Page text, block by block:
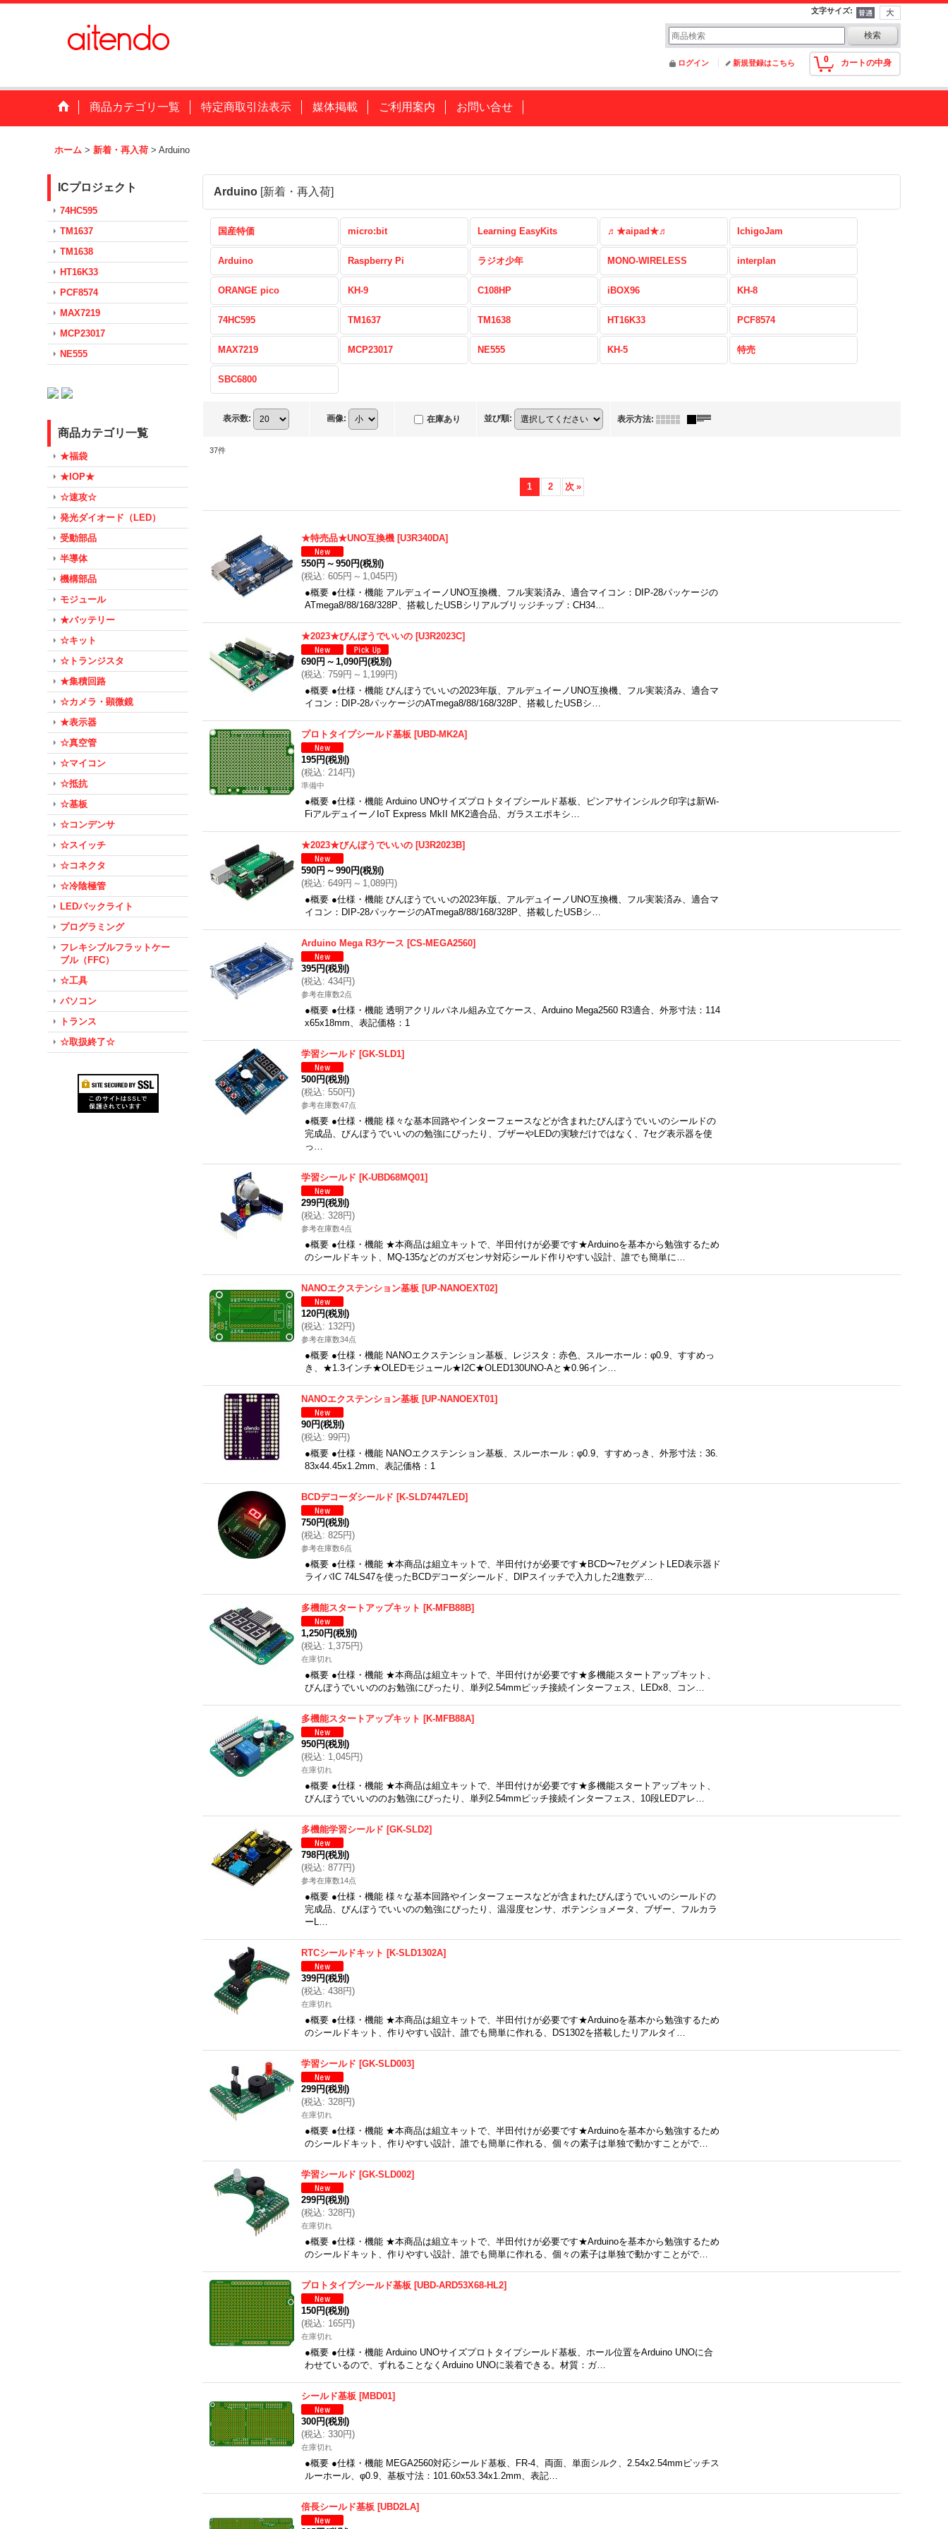
文字サイズ:
0 カートの中身
ログイン 新規登録はこちら
商品カテゴリ一覧 特定商取引法表示 媒体掲載 ご利用案内 お問い合せ
ホーム > 新着・再入荷 > Arduino
ICプロジェクト
74HC595
TM1637
TM1638
HT16K33
PCF8574
MAX7219
MCP23017
NE555
商品カテゴリ一覧
★福袋
★IOP★
☆速攻☆
発光ダイオード（LED）
受動部品
半導体
機構部品
モジュール
★バッテリー
☆キット
☆トランジスタ
★集積回路
☆カメラ・顕微鏡
★表示器
☆真空管
☆マイコン
☆抵抗
☆基板
☆コンデンサ
☆スイッチ
☆コネクタ
☆冷陰極管
LEDバックライト
プログラミング
フレキシブルフラットケー
ブル（FFC）
☆工具
パソコン
トランス
☆取扱終了☆
Arduino [新着・再入荷]
国産特価 micro:bit Learning EasyKits ♬★aipad★♬ IchigoJam
Arduino Raspberry Pi ラジオ少年 MONO-WIRELESS interplan
ORANGE pico KH-9 C108HP iBOX96 KH-8
74HC595 TM1637 TM1638 HT16K33 PCF8574
MAX7219 MCP23017 NE555 KH-5 特売
SBC6800
表示数: 画像: 在庫あり 並び順: 表示方法:
37件
1 2 次 »
★特売品★UNO互換機 [U3R340DA]
550円 ～ 950円(税別)
(税込: 605円 ～ 1,045円)
●概要 ●仕様・機能 アルデュイーノUNO互換機、フル実装済み、適合マイコン：DIP-28パッケージの
ATmega8/88/168/328P、搭載したUSBシリアルブリッジチップ：CH34…
★2023★びんぼうでいいの [U3R2023C]
690円 ～ 1,090円(税別)
(税込: 759円 ～ 1,199円)
●概要 ●仕様・機能 びんぼうでいいの2023年版、アルデュイーノUNO互換機、フル実装済み、適合マ
イコン：DIP-28パッケージのATmega8/88/168/328P、搭載したUSBシ…
プロトタイプシールド基板 [UBD-MK2A]
195円(税別)
(税込: 214円)
準備中
●概要 ●仕様・機能 Arduino UNOサイズプロトタイプシールド基板、ピンアサインシルク印字は新Wi-
FiアルデュイーノIoT Express MkII MK2適合品、ガラスエポキシ…
★2023★びんぼうでいいの [U3R2023B]
590円 ～ 990円(税別)
(税込: 649円 ～ 1,089円)
●概要 ●仕様・機能 びんぼうでいいの2023年版、アルデュイーノUNO互換機、フル実装済み、適合マ
イコン：DIP-28パッケージのATmega8/88/168/328P、搭載したUSBシ…
Arduino Mega R3ケース [CS-MEGA2560]
395円(税別)
(税込: 434円)
参考在庫数2点
●概要 ●仕様・機能 透明アクリルパネル組み立てケース、Arduino Mega2560 R3適合、外形寸法：114
x65x18mm、表記価格：1
学習シールド [GK-SLD1]
500円(税別)
(税込: 550円)
参考在庫数47点
●概要 ●仕様・機能 様々な基本回路やインターフェースなどが含まれたびんぼうでいいのシールドの
完成品、びんぼうでいいのの勉強にぴったり、ブザーやLEDの実験だけではなく、7セグ表示器を使
っ…
学習シールド [K-UBD68MQ01]
299円(税別)
(税込: 328円)
参考在庫数4点
●概要 ●仕様・機能 ★本商品は組立キットで、半田付けが必要です★Arduinoを基本から勉強するため
のシールドキット、MQ-135などのガズセンサ対応シールド作りやすい設計、誰でも簡単に…
NANOエクステンション基板 [UP-NANOEXT02]
120円(税別)
(税込: 132円)
参考在庫数34点
●概要 ●仕様・機能 NANOエクステンション基板、レジスタ：赤色、スルーホール：φ0.9、すすめっ
き、★1.3インチ★OLEDモジュール★I2C★OLED130UNO-Aと★0.96イン…
NANOエクステンション基板 [UP-NANOEXT01]
90円(税別)
(税込: 99円)
●概要 ●仕様・機能 NANOエクステンション基板、スルーホール：φ0.9、すすめっき、外形寸法：36.
83x44.45x1.2mm、表記価格：1
BCDデコーダシールド [K-SLD7447LED]
750円(税別)
(税込: 825円)
参考在庫数6点
●概要 ●仕様・機能 ★本商品は組立キットで、半田付けが必要です★BCD〜7セグメントLED表示器ド
ライバIC 74LS47を使ったBCDデコーダシールド、DIPスイッチで入力した2進数デ…
多機能スタートアップキット [K-MFB88B]
1,250円(税別)
(税込: 1,375円)
在庫切れ
●概要 ●仕様・機能 ★本商品は組立キットで、半田付けが必要です★多機能スタートアップキット、
びんぼうでいいののお勉強にぴったり、単列2.54mmピッチ接続インターフェス、LEDx8、コン…
多機能スタートアップキット [K-MFB88A]
950円(税別)
(税込: 1,045円)
在庫切れ
●概要 ●仕様・機能 ★本商品は組立キットで、半田付けが必要です★多機能スタートアップキット、
びんぼうでいいののお勉強にぴったり、単列2.54mmピッチ接続インターフェス、10段LEDアレ…
多機能学習シールド [GK-SLD2]
798円(税別)
(税込: 877円)
参考在庫数14点
●概要 ●仕様・機能 様々な基本回路やインターフェースなどが含まれたびんぼうでいいのシールドの
完成品、びんぼうでいいのの勉強にぴったり、温湿度センサ、ポテンショメータ、ブザー、フルカラ
ーL…
RTCシールドキット [K-SLD1302A]
399円(税別)
(税込: 438円)
在庫切れ
●概要 ●仕様・機能 ★本商品は組立キットで、半田付けが必要です★Arduinoを基本から勉強するため
のシールドキット、作りやすい設計、誰でも簡単に作れる、DS1302を搭載したリアルタイ…
学習シールド [GK-SLD003]
299円(税別)
(税込: 328円)
在庫切れ
●概要 ●仕様・機能 ★本商品は組立キットで、半田付けが必要です★Arduinoを基本から勉強するため
のシールドキット、作りやすい設計、誰でも簡単に作れる、個々の素子は単独で動かすことがで…
学習シールド [GK-SLD002]
299円(税別)
(税込: 328円)
在庫切れ
●概要 ●仕様・機能 ★本商品は組立キットで、半田付けが必要です★Arduinoを基本から勉強するため
のシールドキット、作りやすい設計、誰でも簡単に作れる、個々の素子は単独で動かすことがで…
プロトタイプシールド基板 [UBD-ARD53X68-HL2]
150円(税別)
(税込: 165円)
在庫切れ
●概要 ●仕様・機能 Arduino UNOサイズプロトタイプシールド基板、ホール位置をArduino UNOに合
わせているので、ずれることなくArduino UNOに装着できる。材質：ガ…
シールド基板 [MBD01]
300円(税別)
(税込: 330円)
在庫切れ
●概要 ●仕様・機能 MEGA2560対応シールド基板、FR-4、両面、単面シルク、2.54x2.54mmピッチス
ルーホール、φ0.9、基板寸法：101.60x53.34x1.2mm、表記…
倍長シールド基板 [UBD2LA]